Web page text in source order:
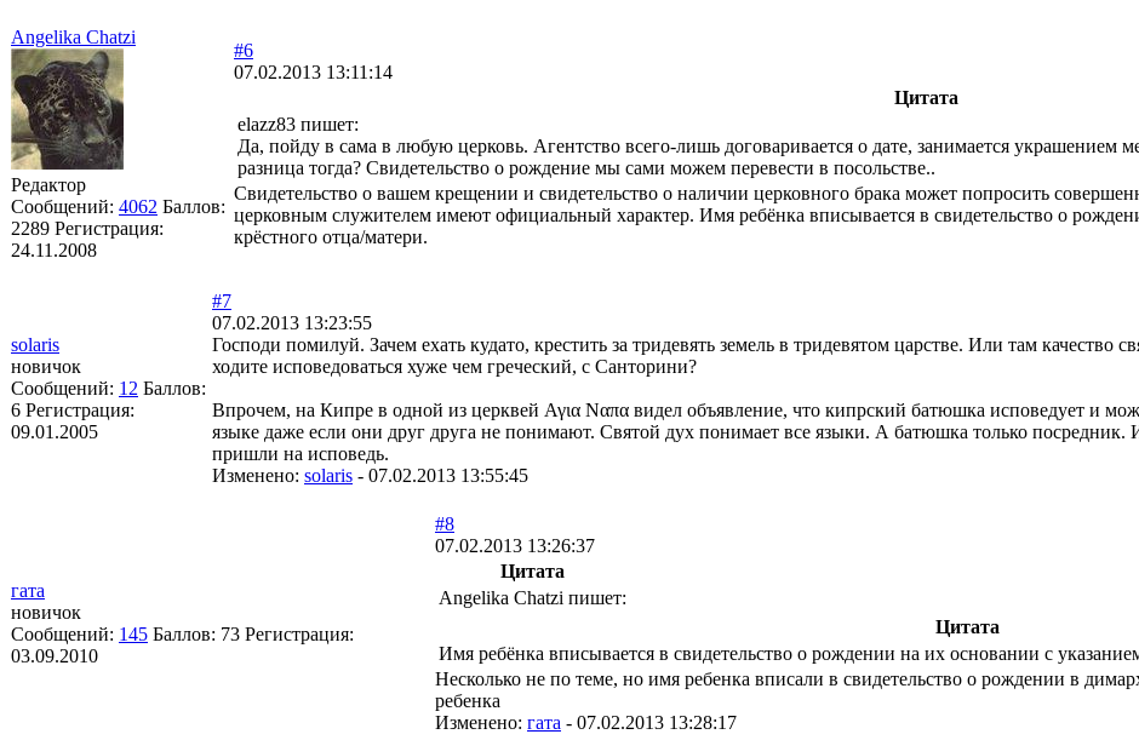
Angelika Chatzi
Редактор
Сообщений: 4062 Баллов:
2289 Регистрация:
24.11.2008
#6
07.02.2013 13:11:14
Цитата
elazz83 пишет:
Да, пойду в сама в любую церковь. Агентство всего-лишь договаривается о дате, занимается украшением
разница тогда? Свидетельство о рождение мы сами можем перевести в посольстве..
Свидетельство о вашем крещении и свидетельство о наличии церковного брака может попросить
церковным служителем имеют официальный характер. Имя ребёнка вписывается в свидетельство о
крёстного отца/матери.
solaris
новичок
Сообщений: 12 Баллов:
6 Регистрация:
09.01.2005
#7
07.02.2013 13:23:55
Господи помилуй. Зачем ехать кудато, крестить за тридевять земель в тридевятом царстве. Или там
ходите исповедоваться хуже чем греческий, с Санторини?
Впрочем, на Кипре в одной из церквей Αγια Ναπα видел объявление, что кипрский батюшка исповедует и
языке даже если они друг друга не понимают. Святой дух понимает все языки. А батюшка только
пришли на исповедь.
Изменено: solaris - 07.02.2013 13:55:45
гата
новичок
Сообщений: 145 Баллов: 73 Регистрация:
03.09.2010
#8
07.02.2013 13:26:37
Цитата
Angelika Chatzi пишет:
Цитата
Имя ребёнка вписывается в свидетельство о рождении на их основании с
Несколько не по теме, но имя ребенка вписали в свидетельство о рождении в
ребенка
Изменено: гата - 07.02.2013 13:28:17